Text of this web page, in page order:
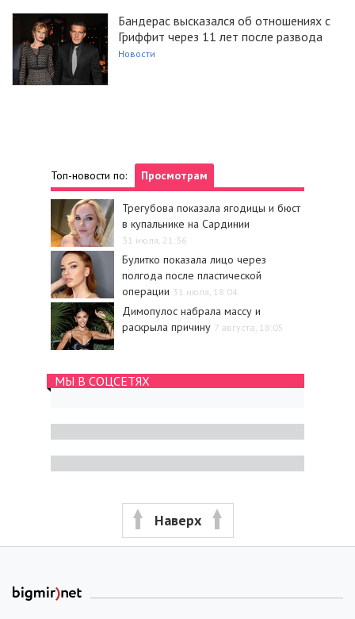
Бандерас высказался об отношениях с
Гриффит через 11 лет после развода
Новости
Топ-новости по: Просмотрам
Трегубова показала ягодицы и бюст
в купальнике на Сардинии
31 июля, 21:36
Булитко показала лицо через
полгода после пластической
операции 31 июля, 18:04
Димопулос набрала массу и
раскрыла причину 7 августа, 18:05
МЫ В СОЦСЕТЯХ
Наверх